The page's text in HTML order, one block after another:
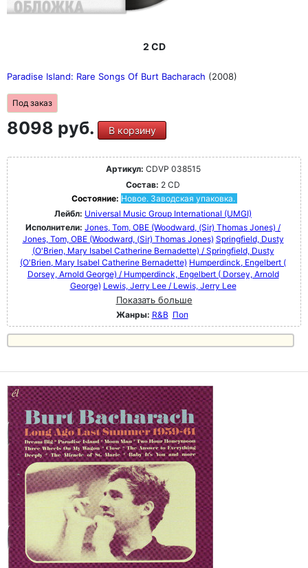
2 CD
Paradise Island: Rare Songs Of Burt Bacharach (2008)
Под заказ
8098 руб. В корзину
Артикул: CDVP 038515
Состав: 2 CD
Состояние: Новое. Заводская упаковка.
Лейбл: Universal Music Group International (UMGI)
Исполнители: Jones, Tom, OBE (Woodward, (Sir) Thomas Jones) /
Jones, Tom, OBE (Woodward, (Sir) Thomas Jones) Springfield, Dusty
(O'Brien, Mary Isabel Catherine Bernadette) / Springfield, Dusty
(O'Brien, Mary Isabel Catherine Bernadette) Humperdinck, Engelbert (
Dorsey, Arnold George) / Humperdinck, Engelbert ( Dorsey, Arnold
George) Lewis, Jerry Lee / Lewis, Jerry Lee
Показать больше
Жанры: R&B Поп